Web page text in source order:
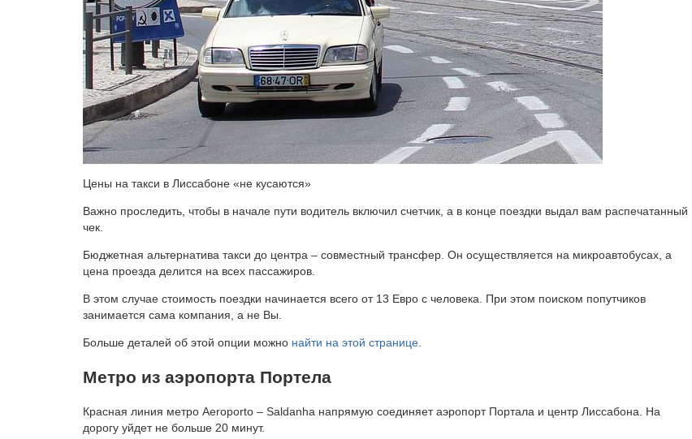
Цены на такси в Лиссабоне «не кусаются»
Важно проследить, чтобы в начале пути водитель включил счетчик, а в конце поездки выдал вам распечатанный
чек.
Бюджетная альтернатива такси до центра – совместный трансфер. Он осуществляется на микроавтобусах, а
цена проезда делится на всех пассажиров.
В этом случае стоимость поездки начинается всего от 13 Евро с человека. При этом поиском попутчиков
занимается сама компания, а не Вы.
Больше деталей об этой опции можно найти на этой странице.
Метро из аэропорта Портела
Красная линия метро Aeroporto – Saldanha напрямую соединяет аэропорт Портала и центр Лиссабона. На
дорогу уйдет не больше 20 минут.